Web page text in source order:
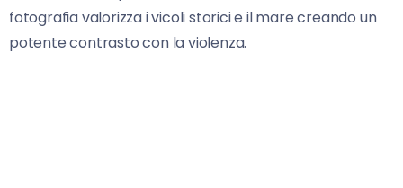
fotografia valorizza i vicoli storici e il mare creando un
potente contrasto con la violenza.